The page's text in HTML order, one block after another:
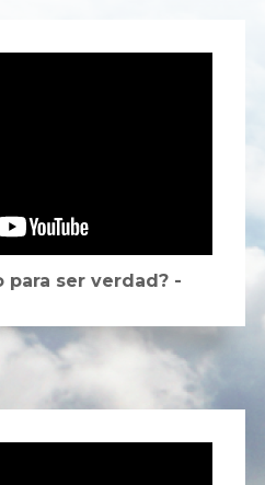
para ser verdad? -